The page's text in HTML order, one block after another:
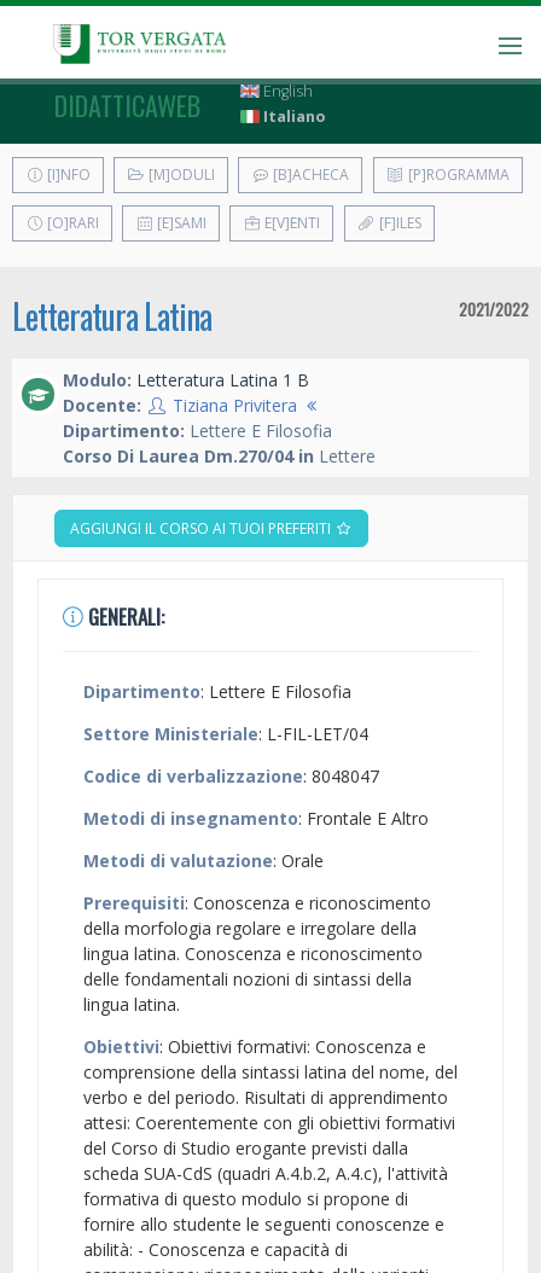
DIDATTICAWEB
English
Italiano
[I]NFO [M]ODULI [B]ACHECA [P]ROGRAMMA
[O]RARI [E]SAMI E[V]ENTI [F]ILES
Letteratura Latina 2021/2022
Modulo: Letteratura Latina 1 B
Docente:
Tiziana Privitera
Dipartimento: Lettere E Filosofia
Corso Di Laurea Dm.270/04 in Lettere
AGGIUNGI IL CORSO AI TUOI PREFERITI
GENERALI:
Dipartimento: Lettere E Filosofia
Settore Ministeriale: L-FIL-LET/04
Codice di verbalizzazione: 8048047
Metodi di insegnamento: Frontale E Altro
Metodi di valutazione: Orale
Prerequisiti: Conoscenza e riconoscimento
della morfologia regolare e irregolare della
lingua latina. Conoscenza e riconoscimento
delle fondamentali nozioni di sintassi della
lingua latina.
Obiettivi: Obiettivi formativi: Conoscenza e
comprensione della sintassi latina del nome, del
verbo e del periodo. Risultati di apprendimento
attesi: Coerentemente con gli obiettivi formativi
del Corso di Studio erogante previsti dalla
scheda SUA-CdS (quadri A.4.b.2, A.4.c), l'attività
formativa di questo modulo si propone di
fornire allo studente le seguenti conoscenze e
abilità: - Conoscenza e capacità di